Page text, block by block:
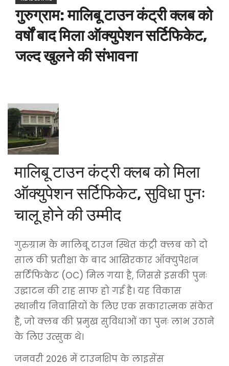
गुरुग्राम: मालिबू टाउन कंट्री क्लब को
वर्षों बाद मिला ऑक्युपेशन सर्टिफिकेट,
जल्द खुलने की संभावना
मालिबू टाउन कंट्री क्लब को मिला
ऑक्युपेशन सर्टिफिकेट, सुविधा पुनः
चालू होने की उम्मीद
गुरुग्राम के मालिबू टाउन स्थित कंट्री क्लब को दो
साल की प्रतीक्षा के बाद आखिरकार ऑक्युपेशन
सर्टिफिकेट (OC) मिल गया है, जिससे इसकी पुनः
उद्घाटन की राह साफ हो गई है। यह विकास
स्थानीय निवासियों के लिए एक सकारात्मक संकेत
है, जो क्लब की प्रमुख सुविधाओं का पुनः लाभ उठाने
के लिए उत्सुक थे।
जनवरी 2026 में टाउनशिप के लाइसेंस